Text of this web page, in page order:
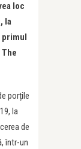
loc
la
primul
porțile
la
de
într-un